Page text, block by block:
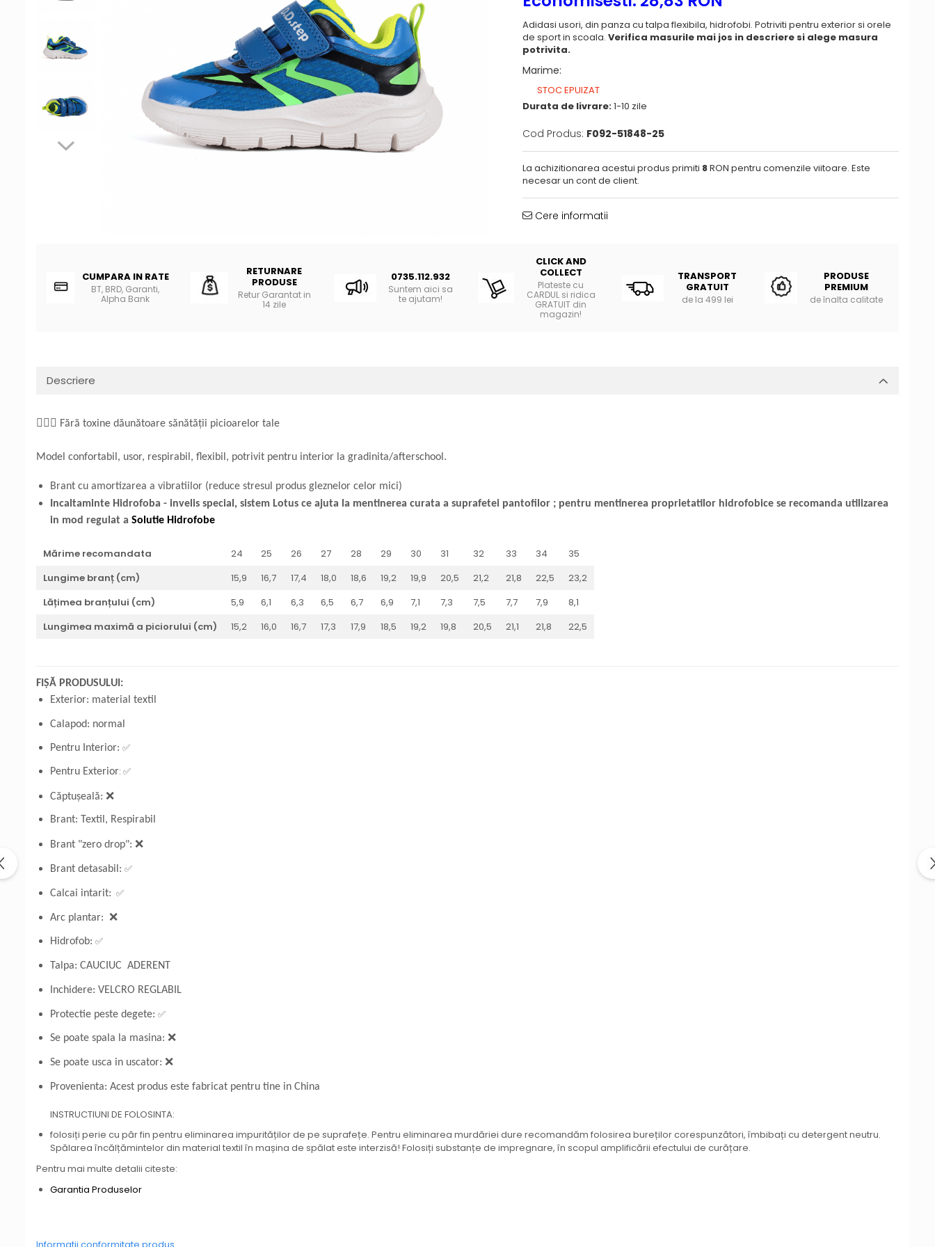
Adidasi usori, din panza cu talpa flexibila, hidrofobi. Potriviti pentru exterior si orele
de sport in scoala. Verifica masurile mai jos in descriere si alege masura
potrivita.
Marime:
STOC EPUIZAT
Durata de livrare:1-10 zile
Cod Produs: F092-51848-25
La achizitionarea acestui produs primiti 8RON pentru comenzile viitoare. Este
necesar un cont de client.
Cere informatii
CUMPARA IN RATE
BT, BRD, Garanti,
Alpha Bank
RETURNARE
PRODUSE
Retur Garantat in
14 zile
0735.112.932
Suntem aici sa
te ajutam!
CLICK AND
COLLECT
Plateste cu
CARDUL si ridica
GRATUIT din
magazin!
TRANSPORT
GRATUIT
de la 499 lei
PRODUSE
PREMIUM
de înalta calitate
Descriere
👩🏼‍⚕️ Fără toxine dăunătoare sănătății picioarelor tale
Model confortabil, usor, respirabil, flexibil, potrivit pentru interior la gradinita/afterschool.
Brant cu amortizarea a vibratiilor (reduce stresul produs gleznelor celor mici)
Incaltaminte Hidrofoba - invelis special, sistem Lotus ce ajuta la mentinerea curata a suprafetei pantofilor ; pentru mentinerea proprietatilor hidrofobice se recomanda utilizarea
in mod regulat a Solutie Hidrofobe
Mărime recomandata 24 25 26 27 28 29 30 31 32 33 34
35
Lungime branț (cm)
15,9 16,7 17,4 18,0 18,6 19,2 19,9 20,5 21,2 21,8 22,5
23,2
Lățimea branțului (cm)
5,9 6,1 6,3 6,5 6,7 6,9 7,1 7,3 7,5 7,7 7,9
8,1
Lungimea maximă a piciorului (cm)
15,2 16,0 16,7 17,3 17,9 18,5 19,2 19,8 20,5 21,1 21,8 22,5
FIȘĂ PRODUSULUI:
Exterior: material textil
Calapod: normal
Pentru Interior: ✅
Pentru Exterior: ✅
Căptușeală: ❌
Brant: Textil, Respirabil
Brant "zero drop": ❌
Brant detasabil: ✅
Calcai intarit: ✅
Arc plantar: ❌
Hidrofob: ✅
Talpa: CAUCIUC ADERENT
Inchidere: VELCRO REGLABIL
Protectie peste degete: ✅
Se poate spala la masina: ❌
Se poate usca in uscator: ❌
Provenienta: Acest produs este fabricat pentru tine in China
INSTRUCTIUNI DE FOLOSINTA:
folosiți perie cu păr fin pentru eliminarea impurităților de pe suprafețe. Pentru eliminarea murdăriei dure recomandăm folosirea bureților corespunzători, îmbibați cu detergent neutru.
Spălarea încălțămintelor din material textil în mașina de spălat este interzisă! Folosiți substanțe de impregnare, în scopul amplificării efectului de curățare.
Pentru mai multe detalii citeste:
Garantia Produselor